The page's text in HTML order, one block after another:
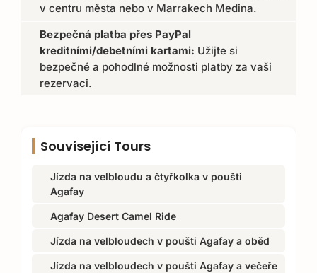
v centru města nebo v Marrakech Medina.
Bezpečná platba přes PayPal
kreditními/debetními kartami: Užijte si
bezpečné a pohodlné možnosti platby za vaši
rezervaci.
Související Tours
Jízda na velbloudu a čtyřkolka v poušti
Agafay
Agafay Desert Camel Ride
Jízda na velbloudech v poušti Agafay a oběd
Jízda na velbloudech v poušti Agafay a večeře